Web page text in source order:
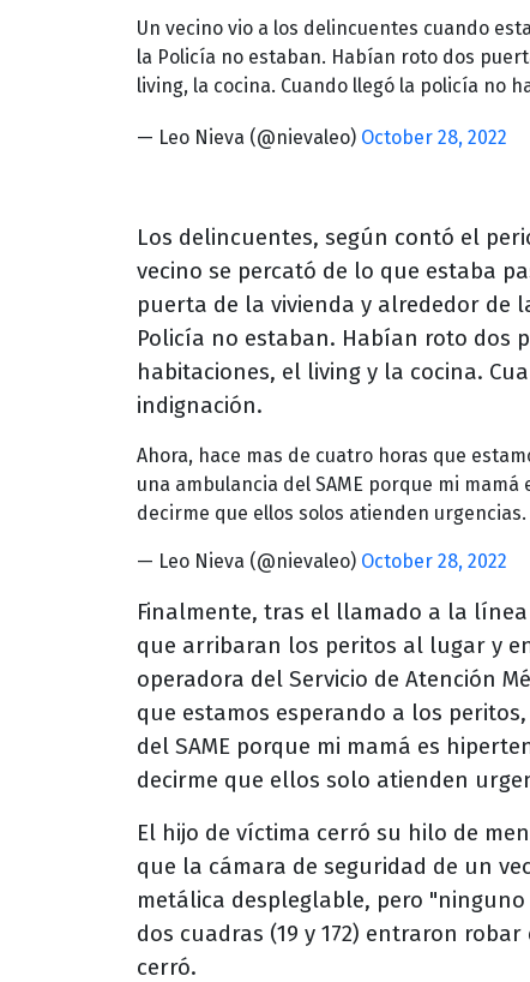
Un vecino vio a los delincuentes cuando
la Policía no estaban. Habían roto dos
living, la cocina. Cuando llegó la policía no
— Leo Nieva (@nievaleo) October 28, 2022
Los delincuentes, según contó el
vecino se percató de lo que estaba
puerta de la vivienda y alrededor de
Policía no estaban. Habían roto dos
habitaciones, el living y la cocina.
indignación.
Ahora, hace mas de cuatro horas que
una ambulancia del SAME porque mi
decirme que ellos solos atienden urgencias.
— Leo Nieva (@nievaleo) October 28, 2022
Finalmente, tras el llamado a la
que arribaran los peritos al lugar y
operadora del Servicio de Atención
que estamos esperando a los
del SAME porque mi mamá es
decirme que ellos solo atienden
El hijo de víctima cerró su hilo de
que la cámara de seguridad de un
metálica despleglable, pero
dos cuadras (19 y 172) entraron
cerró.